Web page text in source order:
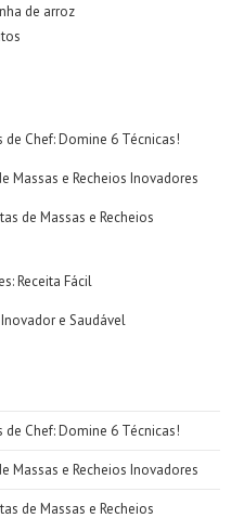
de arroz
de Chef: Domine 6 Técnicas!
Massas e Recheios Inovadores
de Massas e Recheios
Receita Fácil
e Saudável
de Chef: Domine 6 Técnicas!
Massas e Recheios Inovadores
de Massas e Recheios